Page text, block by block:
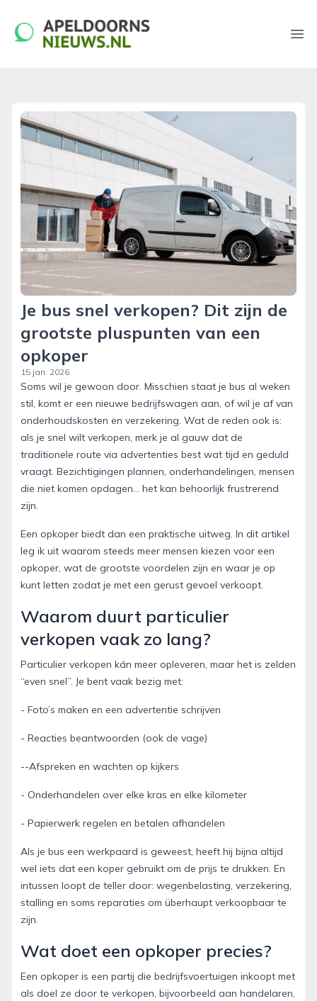
apeldoornsnieuws.nl
Je bus snel verkopen? Dit zijn de
grootste pluspunten van een
opkoper
15 jan. 2026
Soms wil je gewoon door. Misschien staat je bus al weken
stil, komt er een nieuwe bedrijfswagen aan, of wil je af van
onderhoudskosten en verzekering. Wat de reden ook is:
als je snel wilt verkopen, merk je al gauw dat de
traditionele route via advertenties best wat tijd en geduld
vraagt. Bezichtigingen plannen, onderhandelingen, mensen
die niet komen opdagen… het kan behoorlijk frustrerend
zijn.
Een opkoper biedt dan een praktische uitweg. In dit artikel
leg ik uit waarom steeds meer mensen kiezen voor een
opkoper, wat de grootste voordelen zijn en waar je op
kunt letten zodat je met een gerust gevoel verkoopt.
Waarom duurt particulier
verkopen vaak zo lang?
Particulier verkopen kán meer opleveren, maar het is zelden
“even snel”. Je bent vaak bezig met:
- Foto’s maken en een advertentie schrijven
- Reacties beantwoorden (ook de vage)
--Afspreken en wachten op kijkers
- Onderhandelen over elke kras en elke kilometer
- Papierwerk regelen en betalen afhandelen
Als je bus een werkpaard is geweest, heeft hij bijna altijd
wel iets dat een koper gebruikt om de prijs te drukken. En
intussen loopt de teller door: wegenbelasting, verzekering,
stalling en soms reparaties om überhaupt verkoopbaar te
zijn.
Wat doet een opkoper precies?
Een opkoper is een partij die bedrijfsvoertuigen inkoopt met
als doel ze door te verkopen, bijvoorbeeld aan handelaren,